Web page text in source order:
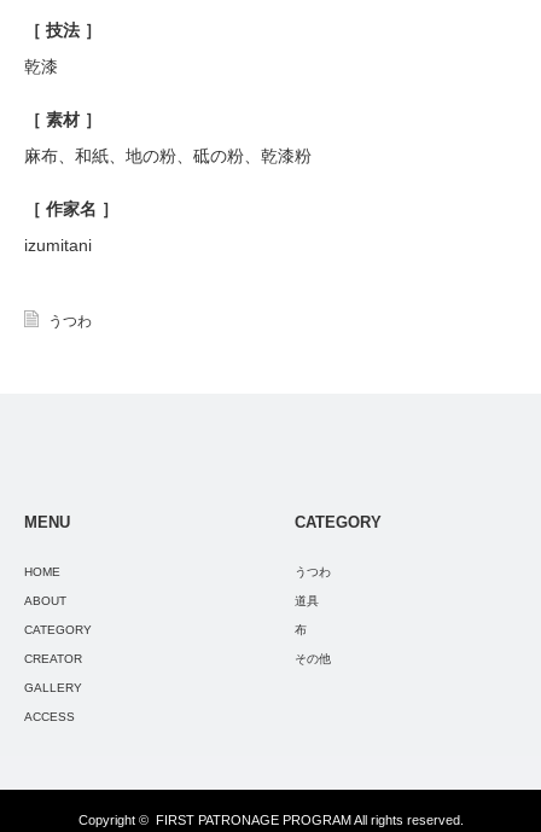
［ 技法 ］
乾漆
［ 素材 ］
麻布、和紙、地の粉、砥の粉、乾漆粉
［ 作家名 ］
izumitani
うつわ
MENU
HOME
ABOUT
CATEGORY
CREATOR
GALLERY
ACCESS
CATEGORY
うつわ
道具
布
その他
Copyright © FIRST PATRONAGE PROGRAMAll rights reserved.